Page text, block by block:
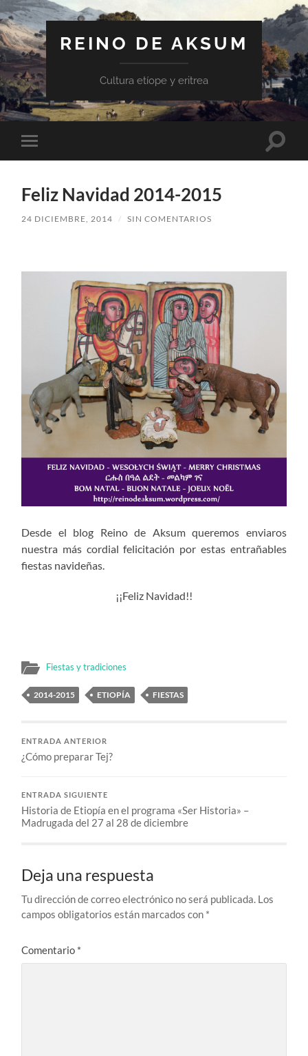
REINO DE AKSUM
Cultura etíope y eritrea
Alternar
el
móvil
Feliz Navidad 2014-2015
24 DICIEMBRE, 2014 / SIN COMENTARIOS
Desde el blog Reino de Aksum queremos enviaros
nuestra más cordial felicitación por estas entrañables
fiestas navideñas.
¡¡Feliz Navidad!!
Fiestas y tradiciones
2014-2015 ETIOPÍA FIESTAS
ENTRADA ANTERIOR
¿Cómo preparar Tej?
ENTRADA SIGUIENTE
Historia de Etiopía en el programa «Ser Historia» –
Madrugada del 27 al 28 de diciembre
Deja una respuesta
Tu dirección de correo electrónico no será publicada. Los
campos obligatorios están marcados con *
Comentario *